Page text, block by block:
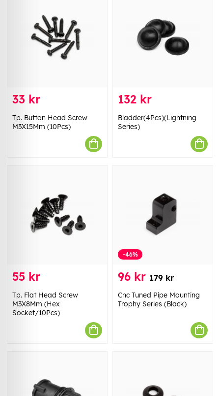
33 kr
Tp. Button Head Screw
M3X15Mm (10Pcs)
132 kr
Bladder(4Pcs)(Lightning
Series)
55 kr
Tp. Flat Head Screw
M3X8Mm (Hex
Socket/10Pcs)
-46%
96 kr 179 kr
Cnc Tuned Pipe Mounting
Trophy Series (Black)